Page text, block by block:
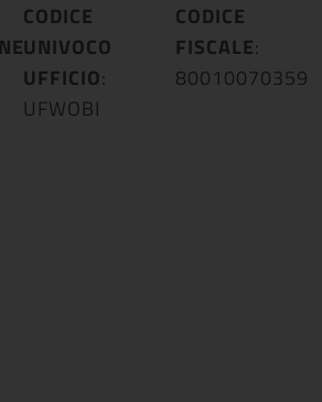
:
CODICE
UNIVOCO
UFFICIO:
UFWOBI
CODICE
FISCALE:
80010070359